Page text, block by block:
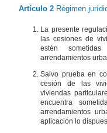
Artículo 2 Régimen
La presente
las cesiones de
estén
arrendamientos
Salvo prueba en
cesión de las
viviendas
encuentra
arrendamientos
aplicación lo